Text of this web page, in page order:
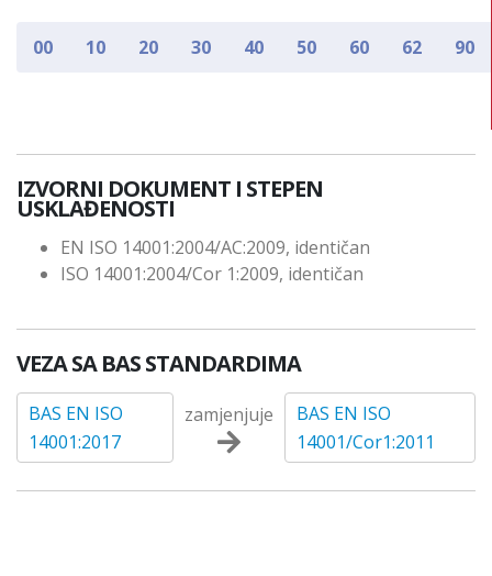
00 10 20 30 40 50 60 62 90
IZVORNI DOKUMENT I STEPEN
USKLAĐENOSTI
EN ISO 14001:2004/AC:2009, identičan
ISO 14001:2004/Cor 1:2009, identičan
VEZA SA BAS STANDARDIMA
BAS EN ISO
14001:2017
zamjenjuje
BAS EN ISO
14001/Cor1:2011